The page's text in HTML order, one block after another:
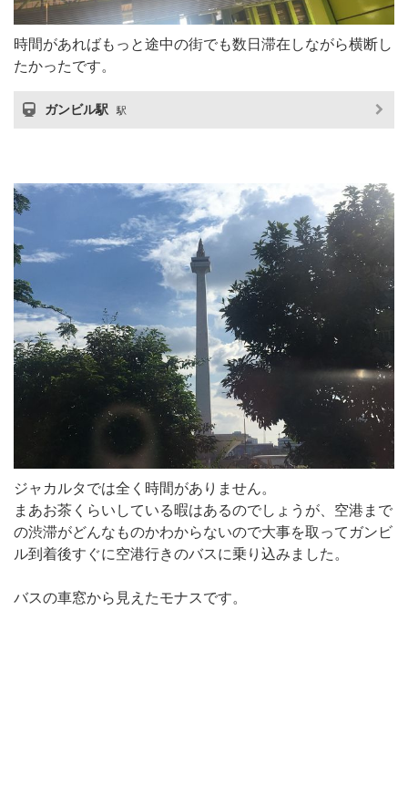
時間があればもっと途中の街でも数日滞在しながら横断し
たかったです。
ガンビル駅 駅
ジャカルタでは全く時間がありません。
まあお茶くらいしている暇はあるのでしょうが、空港まで
の渋滞がどんなものかわからないので大事を取ってガンビ
ル到着後すぐに空港行きのバスに乗り込みました。
バスの車窓から見えたモナスです。